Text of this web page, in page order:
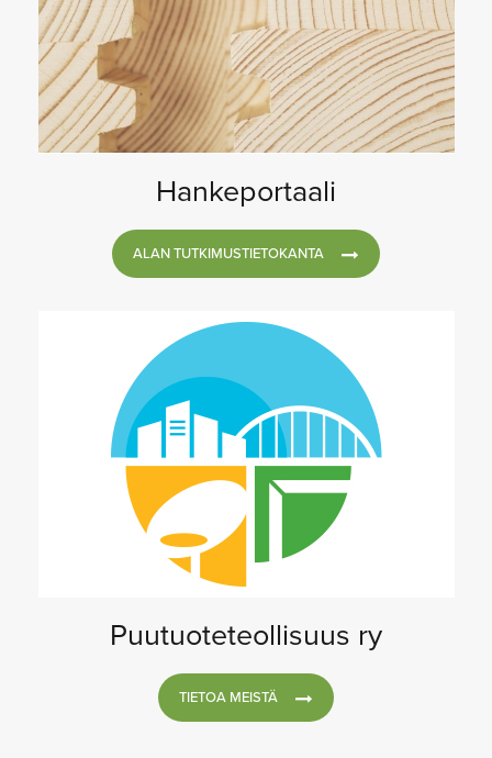
Hankeportaali
ALAN TUTKIMUSTIETOKANTA
Puutuoteteollisuus ry
TIETOA MEISTÄ